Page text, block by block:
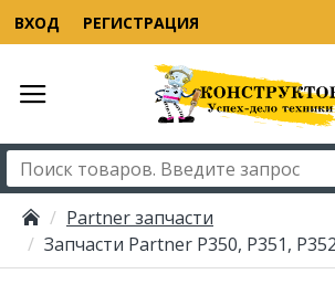
ВХОД РЕГИСТРАЦИЯ
Partner запчасти
Запчасти Partner P350, P351,